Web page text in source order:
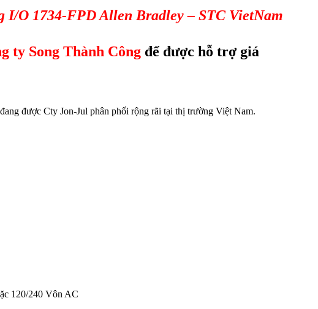
I/O 1734-FPDAllen Bradley – STC VietNam
ty Song Thành Công để được hỗ trợ giá
được Cty Jon-Jul phân phối rộng rãi tại thị trường Việt Nam.
120/240 Vôn AC